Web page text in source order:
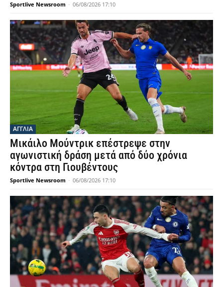
Sportlive Newsroom - 06/08/2026 17:10
ΑΓΓΛΙΑ
Μικάιλο Μούντρικ επέστρεψε στην
αγωνιστική δράση μετά από δύο χρόνια
κόντρα στη Γιουβέντους
Sportlive Newsroom - 06/08/2026 17:10